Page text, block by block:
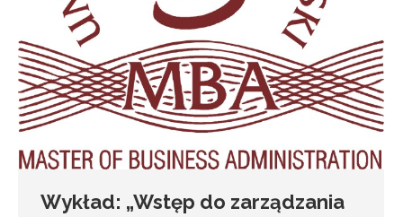
Wykład: „Wstęp do zarządzania